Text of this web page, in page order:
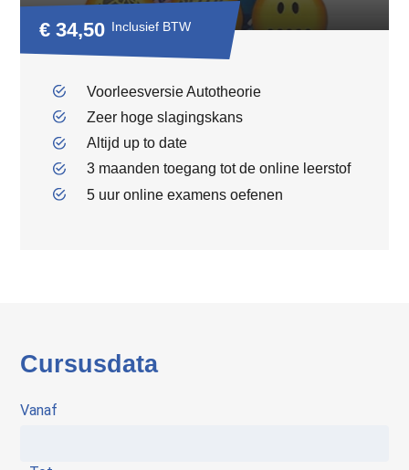
€ 34,50 Inclusief BTW
Voorleesversie Autotheorie
Zeer hoge slagingskans
Altijd up to date
3 maanden toegang tot de online leerstof
5 uur online examens oefenen
Cursusdata
Vanaf